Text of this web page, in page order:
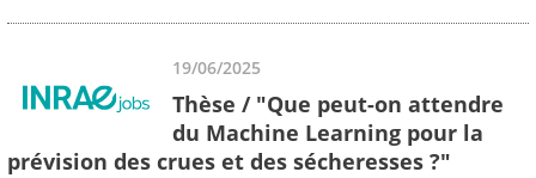
19/06/2025
Thèse / "Que peut-on attendre
du Machine Learning pour la
prévision des crues et des sécheresses ?"